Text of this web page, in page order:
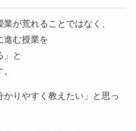
が荒れることではなく、
進む授業を
」と
かりやすく教えたい」と思っ